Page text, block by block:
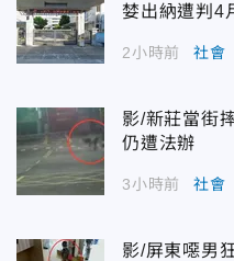
婪出納遭判4
2小時前 社會
影/新莊當街
仍遭法辦
3小時前 社會
影/屏東噁男